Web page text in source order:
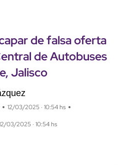
de falsa oferta
de Autobuses
Jalisco
12/03/2025 · 10:54 hs
03/2025 · 10:54 hs